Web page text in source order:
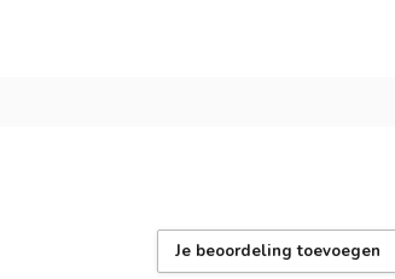
Je beoordeling toevoegen